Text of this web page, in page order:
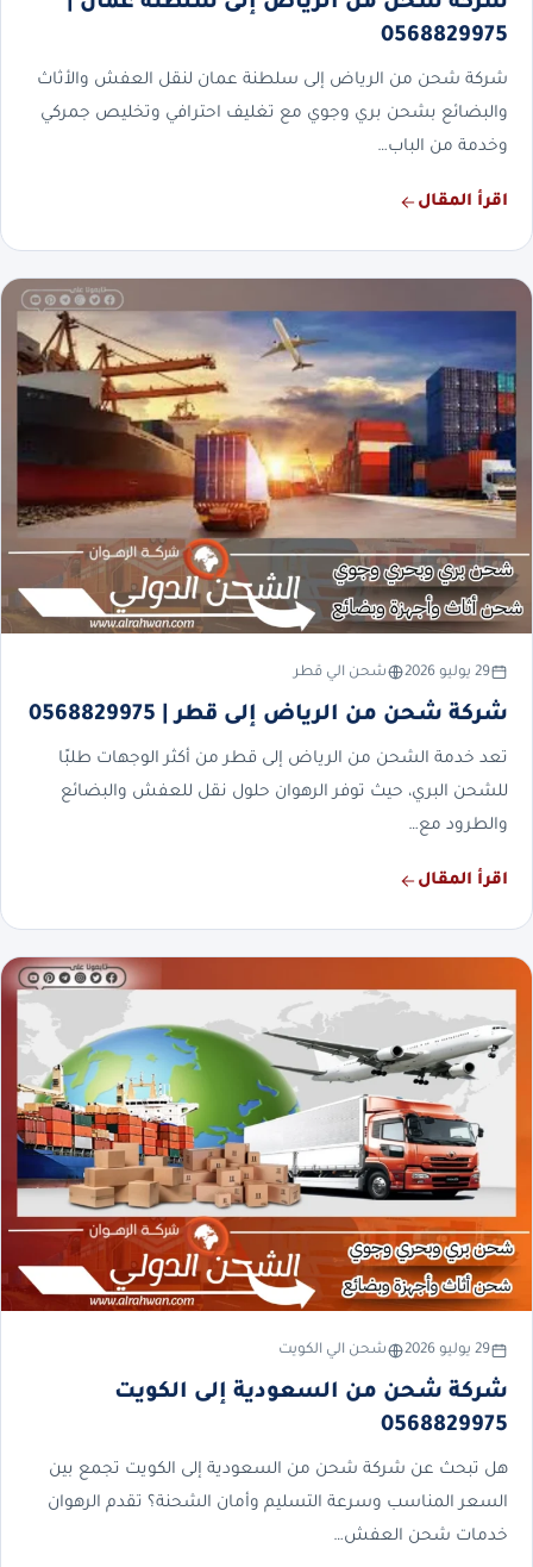
0568829975
شركة شحن من الرياض إلى سلطنة عمان لنقل العفش والأثاث
والبضائع بشحن بري وجوي مع تغليف احترافي وتخليص جمركي
وخدمة من الباب…
اقرأ المقال
29 يوليو 2026 شحن الي قطر
شركة شحن من الرياض إلى قطر | 0568829975
تعد خدمة الشحن من الرياض إلى قطر من أكثر الوجهات طلبًا
للشحن البري، حيث توفر الرهوان حلول نقل للعفش والبضائع
والطرود مع…
اقرأ المقال
29 يوليو 2026 شحن الي الكويت
شركة شحن من السعودية إلى الكويت
0568829975
هل تبحث عن شركة شحن من السعودية إلى الكويت تجمع بين
السعر المناسب وسرعة التسليم وأمان الشحنة؟ تقدم الرهوان
خدمات شحن العفش…